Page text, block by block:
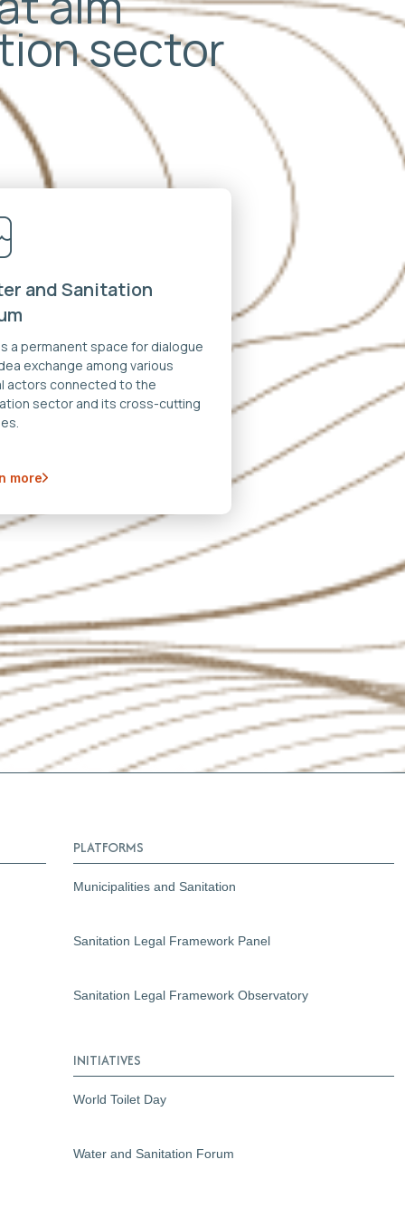
sector
and Sanitation
a permanent space for dialogue
exchange among various
actors connected to the
sector and its cross-cutting
more
PLATFORMS
Municipalities and Sanitation
Sanitation Legal Framework Panel
Sanitation Legal Framework Observatory
INITIATIVES
World Toilet Day
Water and Sanitation Forum